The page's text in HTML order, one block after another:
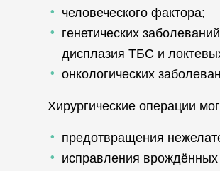
человеческого фактора;
генетических
дисплазия ТБС и
онкологических
Хирургические операции
предотвращения
исправления врождённых